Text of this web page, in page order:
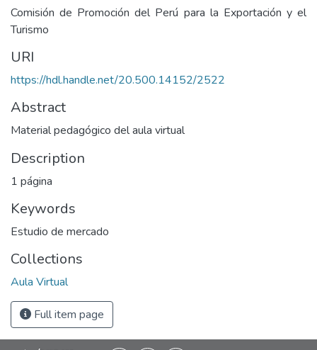
Comisión de Promoción del Perú para la Exportación y el
Turismo
URI
https://hdl.handle.net/20.500.14152/2522
Abstract
Material pedagógico del aula virtual
Description
1 página
Keywords
Estudio de mercado
Collections
Aula Virtual
Full item page